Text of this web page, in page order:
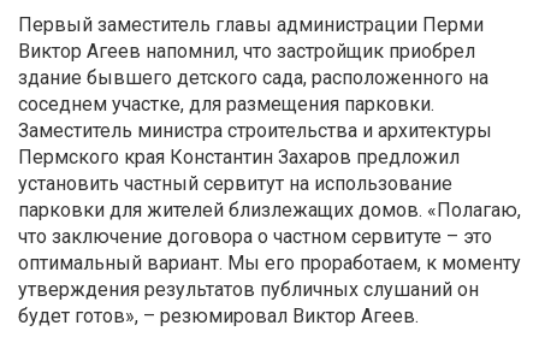
Первый заместитель главы администрации Перми
Виктор Агеев напомнил, что застройщик приобрел
здание бывшего детского сада, расположенного на
соседнем участке, для размещения парковки.
Заместитель министра строительства и архитектуры
Пермского края Константин Захаров предложил
установить частный сервитут на использование
парковки для жителей близлежащих домов. «Полагаю,
что заключение договора о частном сервитуте – это
оптимальный вариант. Мы его проработаем, к моменту
утверждения результатов публичных слушаний он
будет готов», – резюмировал Виктор Агеев.